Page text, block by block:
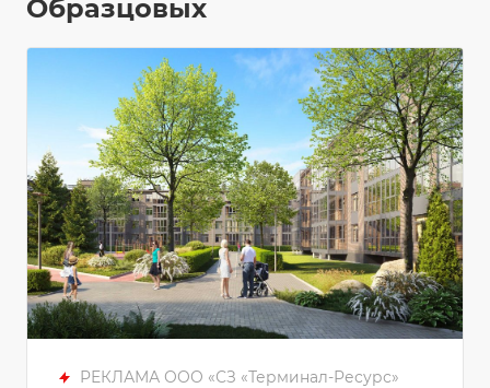
Образцовых
РЕКЛАМА ООО «СЗ «Терминал-Ресурс»